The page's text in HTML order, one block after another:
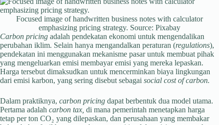
Focused image of handwritten business notes with calculator
emphasizing pricing strategy. Source: Pixabay
Carbon pricing adalah pendekatan ekonomi untuk mengendalikan
perubahan iklim. Selain hanya mengandalkan peraturan (regulations),
pendekatan ini menggunakan mekanisme pasar untuk membuat pihak
yang mengeluarkan emisi membayar emisi yang mereka lepaskan.
Harga tersebut dimaksudkan untuk mencerminkan biaya lingkungan
dari emisi karbon, yang sering disebut sebagai social cost of carbon.
Dalam praktiknya, carbon pricing dapat berbentuk dua model utama.
Pertama adalah carbon tax, di mana pemerintah menetapkan harga
tetap per ton CO₂ yang dilepaskan, dan perusahaan yang membakar